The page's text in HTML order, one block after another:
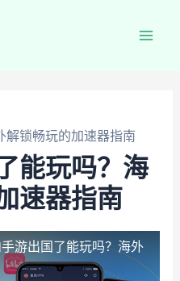
解锁畅玩的加速器指南
能玩吗？海
速器指南
手游出国了能玩吗？海外